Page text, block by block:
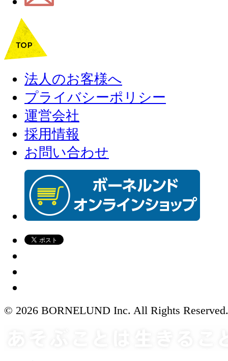
法人のお客様へ
プライバシーポリシー
運営会社
採用情報
お問い合わせ
© 2026 BORNELUND Inc. All Rights Reserved.